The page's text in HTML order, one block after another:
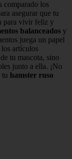
comparado los
asegurar que tu
para vivir feliz y
balanceados y
juega un papel
artículos
tu mascota, sino
junto a ella. ¡No
tu hamster ruso